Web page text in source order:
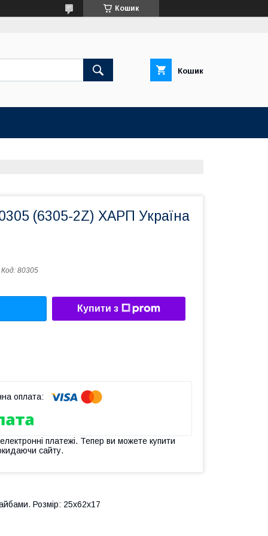
Кошик
Кошик
(6305-2Z) ХАРП Україна
Код: 80305
Купити з
платежі. Тепер ви можете купити
сайту.
Розмір: 25х62х17